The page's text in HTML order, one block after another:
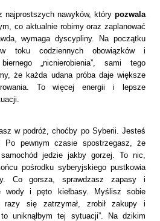
najprostszych nawyków, który pozwala
co aktualnie robimy oraz zaplanować
wymaga dyscypliny. Na początku
toku codziennych obowiązków i
„nicnierobienia”, sami tego
że każda udana próba daje większe
To więcej energii i lepsze
w podróż, choćby po Syberii. Jesteś
Po pewnym czasie spostrzegasz, że
jedzie jakby gorzej. To nic,
pośrodku syberyjskiego pustkowia
Co gorsza, sprawdzasz zapasy i
wody i pęto kiełbasy. Myślisz sobie
razy się zatrzymał, zrobił zakupy i
uniknąłbym tej sytuacji”. Na dzikim